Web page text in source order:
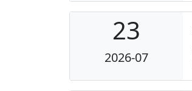
23
2026-07